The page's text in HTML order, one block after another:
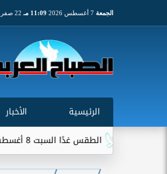
الجمعة 11:09 مـ 22 صفر 1448
الرئيسية الأخبار
الطقس غدًا السبت 8 أغسطس 2026.. انخفاض الحرارة وشبورة ورياح على عدة...